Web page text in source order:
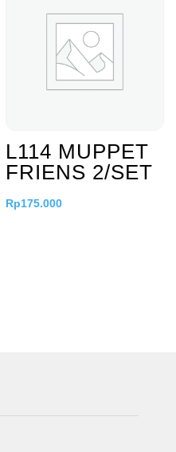
L114 MUPPET
FRIENS 2/SET
Rp175.000